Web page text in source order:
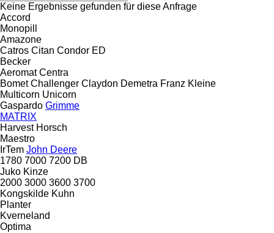
Keine Ergebnisse gefunden für diese Anfrage
Accord
Monopill
Amazone
Catros Citan Condor ED
Becker
Aeromat Centra
Bomet Challenger Claydon Demetra Franz Kleine
Multicorn Unicorn
Gaspardo Grimme
MATRIX
Harvest Horsch
Maestro
IrTem John Deere
1780 7000 7200 DB
Juko Kinze
2000 3000 3600 3700
Kongskilde Kuhn
Planter
Kverneland
Optima